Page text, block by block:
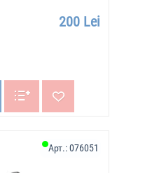
200 Lei
Арт.:076051